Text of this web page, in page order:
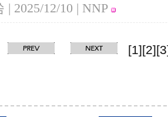
| 2025/12/10 | NNP
[1][2]